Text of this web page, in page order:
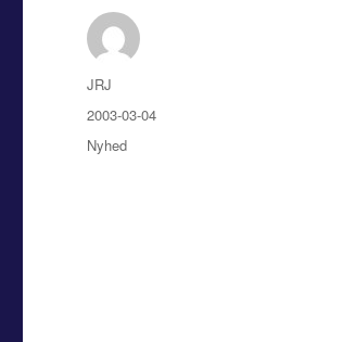
Forfatter
JRJ
Udgivet
2003-03-04
Kategorier
Nyhed